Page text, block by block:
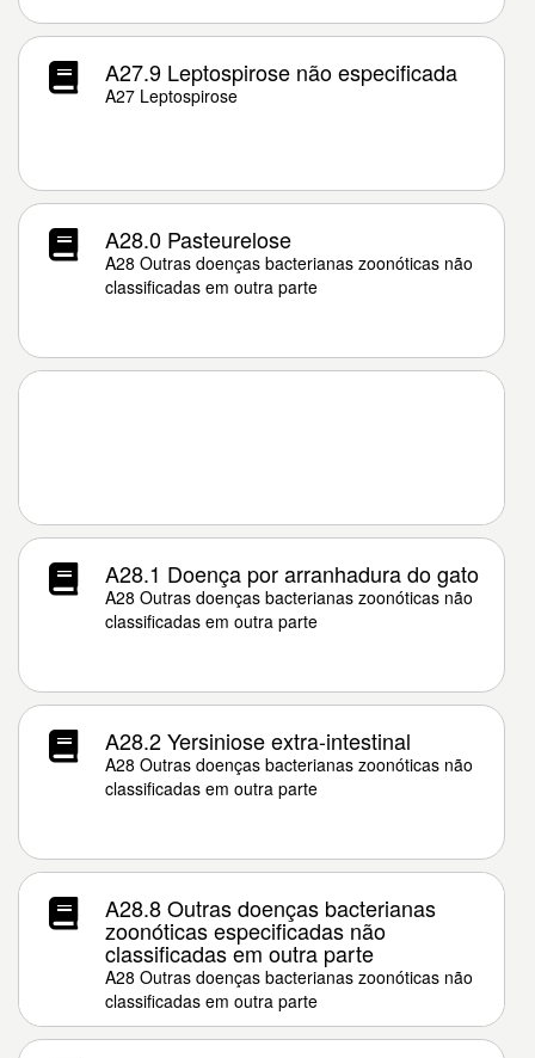
A27.9 Leptospirose não especificada
A27 Leptospirose
A28.0 Pasteurelose
A28 Outras doenças bacterianas zoonóticas não
classificadas em outra parte
A28.1 Doença por arranhadura do gato
A28 Outras doenças bacterianas zoonóticas não
classificadas em outra parte
A28.2 Yersiniose extra-intestinal
A28 Outras doenças bacterianas zoonóticas não
classificadas em outra parte
A28.8 Outras doenças bacterianas
zoonóticas especificadas não
classificadas em outra parte
A28 Outras doenças bacterianas zoonóticas não
classificadas em outra parte